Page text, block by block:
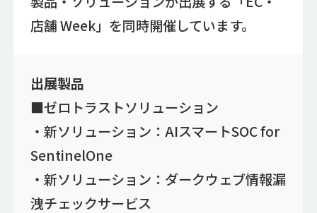
店舗 Week」を同時開催しています。
出展製品
■ゼロトラストソリューション
・新ソリューション：AIスマートSOC for
SentinelOne
・新ソリューション：ダークウェブ情報漏
洩チェックサービス